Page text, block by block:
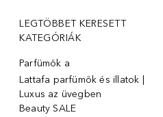
LEGTÖBBET KERESETT
KATEGÓRIÁK
Parfümök ️a
Lattafa parfümök és illatok |
Luxus az üvegben
Beauty SALE